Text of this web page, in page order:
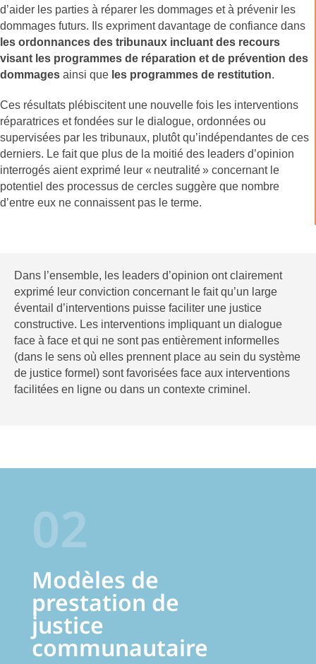
d’aider les parties à réparer les dommages et à prévenir les
dommages futurs. Ils expriment davantage de confiance dans
les ordonnances des tribunaux incluant des recours
visant les programmes de réparation et de prévention des
dommages ainsi que les programmes de restitution.
Ces résultats plébiscitent une nouvelle fois les interventions
réparatrices et fondées sur le dialogue, ordonnées ou
supervisées par les tribunaux, plutôt qu’indépendantes de ces
derniers. Le fait que plus de la moitié des leaders d’opinion
interrogés aient exprimé leur « neutralité » concernant le
potentiel des processus de cercles suggère que nombre
d’entre eux ne connaissent pas le terme.
Dans l’ensemble, les leaders d’opinion ont clairement
exprimé leur conviction concernant le fait qu’un large
éventail d’interventions puisse faciliter une justice
constructive. Les interventions impliquant un dialogue
face à face et qui ne sont pas entièrement informelles
(dans le sens où elles prennent place au sein du système
de justice formel) sont favorisées face aux interventions
facilitées en ligne ou dans un contexte criminel.
02
Modèles de
prestation de
justice
communautaire